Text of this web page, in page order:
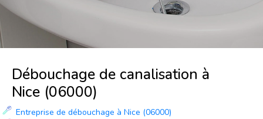
Débouchage de canalisation à
Nice (06000)
Entreprise de débouchage à Nice (06000)